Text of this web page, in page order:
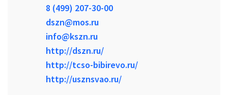
8 (499) 207-30-00
dszn@mos.ru
info@kszn.ru
http://dszn.ru/
http://tcso-bibirevo.ru/
http://usznsvao.ru/